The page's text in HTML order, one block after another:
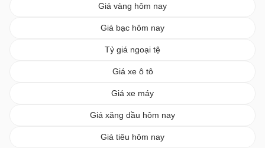
Giá vàng hôm nay
Giá bạc hôm nay
Tỷ giá ngoại tệ
Giá xe ô tô
Giá xe máy
Giá xăng dầu hôm nay
Giá tiêu hôm nay